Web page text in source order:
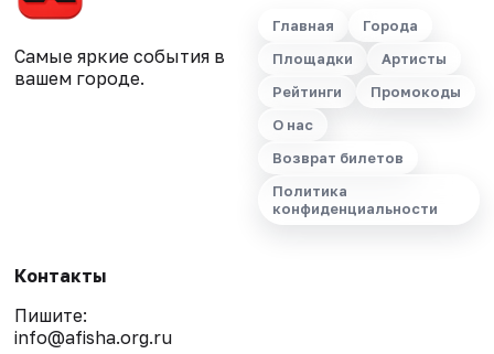
Самые яркие события в
вашем городе.
Главная
Города
Площадки
Артисты
Рейтинги
Промокоды
О нас
Возврат билетов
Политика
конфиденциальности
Контакты
Пишите:
info@afisha.org.ru